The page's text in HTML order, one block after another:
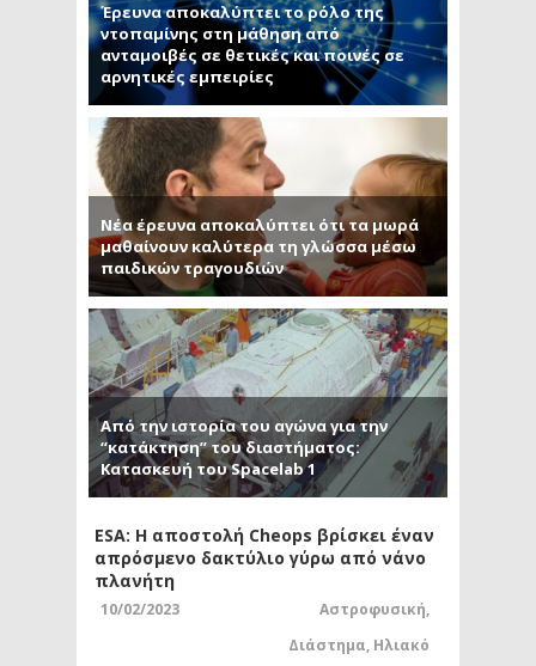
Έρευνα αποκαλύπτει το ρόλο της
ντοπαμίνης στη μάθηση από
ανταμοιβές σε θετικές και ποινές σε
αρνητικές εμπειρίες
Νέα έρευνα αποκαλύπτει ότι τα μωρά
μαθαίνουν καλύτερα τη γλώσσα μέσω
παιδικών τραγουδιών
Από την ιστορία του αγώνα για την
“κατάκτηση” του διαστήματος:
Κατασκευή του Spacelab 1
ESA: Η αποστολή Cheops βρίσκει έναν
απρόσμενο δακτύλιο γύρω από νάνο
πλανήτη
10/02/2023 Αστροφυσική,
Διάστημα, Ηλιακό